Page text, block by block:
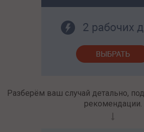
Разберём ваш случай детально,
рекомендации.